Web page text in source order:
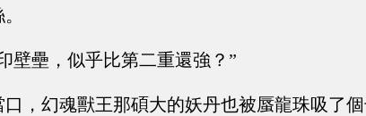
壁壘，似乎比第二重還強？”
，幻魂獸王那碩大的妖丹也被蜃龍珠吸了